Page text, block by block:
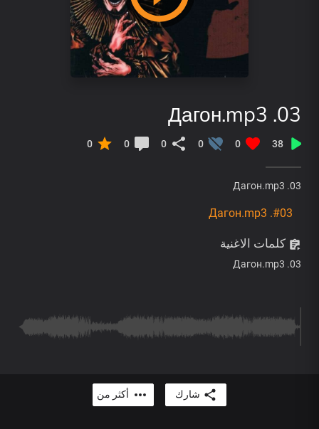
03. Дагон.mp3
38
0
0
0
0
0
03. Дагон.mp3
#03. Дагон.mp3
كلمات الاغنية
03. Дагон.mp3
شارك أكثر من